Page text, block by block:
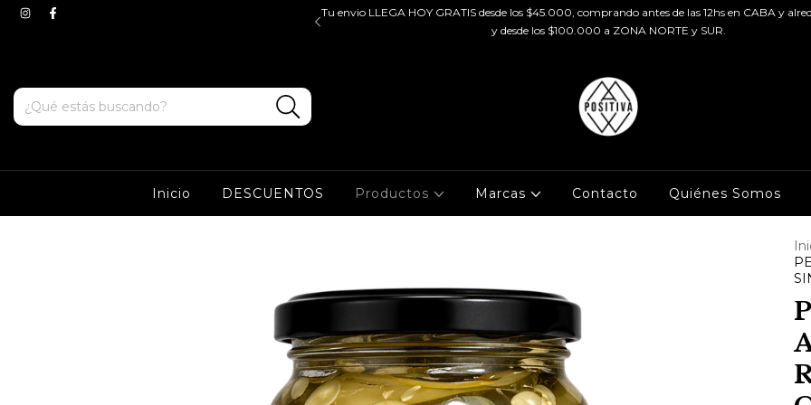
valido para ZONA OESTE y CABA. Tenes ENVIOS
Tu envio LLEGA HOY GRATIS desde los $45.000, comprando antes de las 12hs en CABA y
y desde los $100.000 a ZONA NORTE y SUR.
Inicio DESCUENTOS Productos Marcas Contacto Quiénes Somos